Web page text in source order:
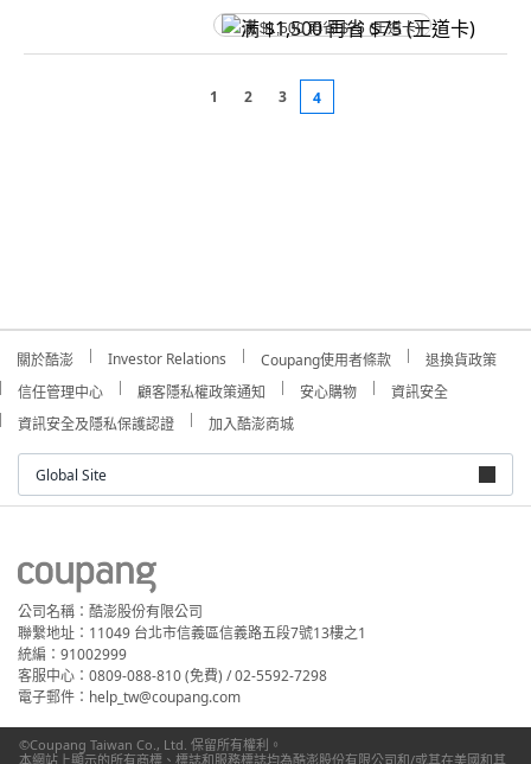
满 $1,500 再省 $75 (王道卡)
1 2 3 4
關於酷澎 Investor Relations Coupang使用者條款
退換貨政策
信任管理中心
顧客隱私權政策通知 安心購物
資訊安全
資訊安全及隱私保護認證
加入酷澎商城
Global Site
公司名稱：酷澎股份有限公司
聯繫地址：11049 台北市信義區信義路五段7號13樓之1
統編：91002999
客服中心：0809-088-810 (免費) / 02-5592-7298
電子郵件：help_tw@coupang.com
©Coupang Taiwan Co., Ltd. 保留所有權利。
本網站上顯示的所有商標、標誌和服務標誌均為酷澎股份有限公司和/或其在美國和其